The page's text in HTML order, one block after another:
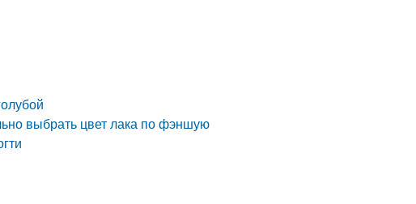
выбрать цвет лака по фэншую